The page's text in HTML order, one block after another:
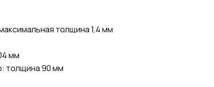
толщина 1,4 мм
мм
толщина 90 мм